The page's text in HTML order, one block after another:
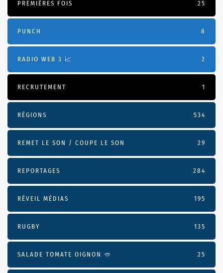
PREMIÈRES FOIS 25
PUNCH 8
RADIO WEB 3 📈 2
RECRUTEMENT 1
RÉGIONS 534
REMET LE SON / COUPE LE SON 29
REPORTAGES 284
RÉVEIL MÉDIAS 195
RUGBY 135
SALADE TOMATE OIGNON 🥙 25